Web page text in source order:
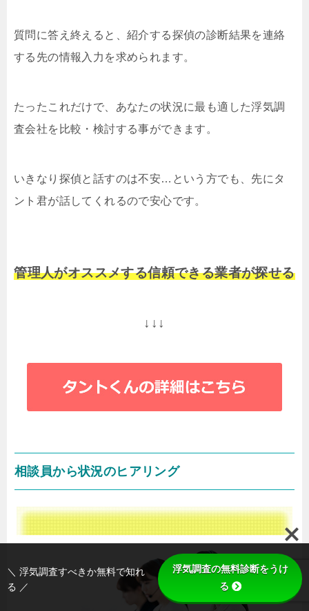
質問に答え終えると、紹介する探偵の診断結果を連絡
する先の情報入力を求められます。
たったこれだけで、あなたの状況に最も適した浮気調
査会社を比較・検討する事ができます。
いきなり探偵と話すのは不安…という方でも、先にタ
ント君が話してくれるので安心です。
管理人がオススメする信頼できる業者が探せる
↓↓↓
相談員から状況のヒアリング
＼ 浮気調査すべきか無料で知れ
る ／
浮気調査の無料診断をうけ
る